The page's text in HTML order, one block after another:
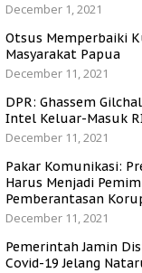
December 1, 2021
Otsus Memperbaiki
Masyarakat Papua
December 11, 2021
DPR: Ghassem
Intel Keluar-Masuk
December 11, 2021
Pakar Komunikasi:
Harus Menjadi
Pemberantasan
December 11, 2021
Pemerintah Jamin
Covid-19 Jelang